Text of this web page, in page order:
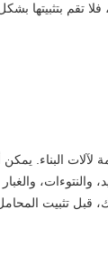
تقم بتثبيتها
لآلات البناء.
والنتوءات،
قبل تثبيت